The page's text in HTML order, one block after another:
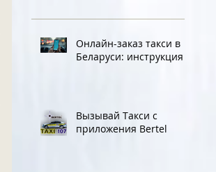
Онлайн-заказ такси в
Беларуси: инструкция
Вызывай Такси с
приложения Bertel